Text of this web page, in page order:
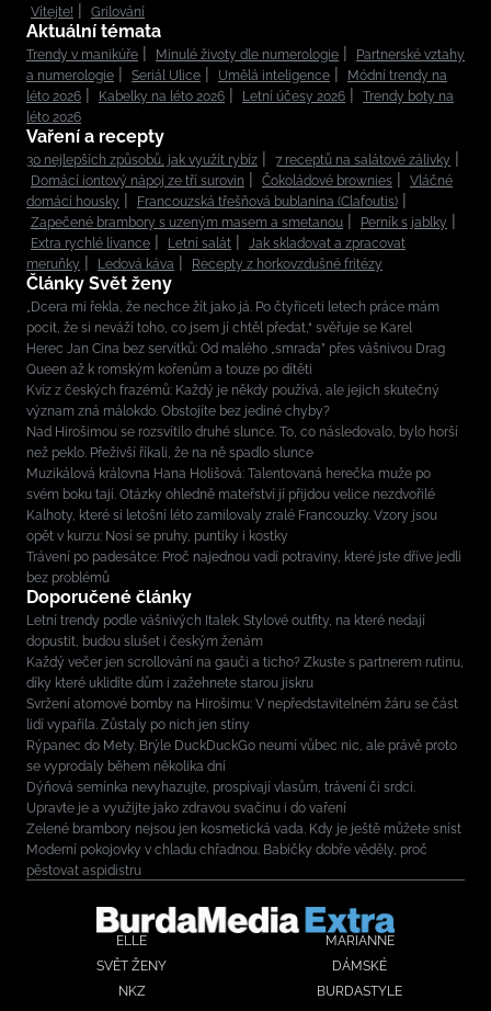
Vítejte!
Grilování
Aktuální témata
Trendy v manikúře Minulé životy dle numerologie
Partnerské vztahy
a numerologie
Seriál Ulice Umělá inteligence
Módní trendy na
léto 2026
Kabelky na léto 2026 Letní účesy 2026
Trendy boty na
léto 2026
Vaření a recepty
30 nejlepších způsobů, jak využít rybíz
7 receptů na salátové zálivky
Domácí iontový nápoj ze tří surovin
Čokoládové brownies
Vláčné
domácí housky
Francouzská třešňová bublanina (Clafoutis)
Zapečené brambory s uzeným masem a smetanou
Perník s jablky
Extra rychlé lívance
Letní salát
Jak skladovat a zpracovat
meruňky
Ledová káva Recepty z horkovzdušné fritézy
Články Svět ženy
„Dcera mi řekla, že nechce žít jako já. Po čtyřiceti letech práce mám
pocit, že si neváží toho, co jsem jí chtěl předat,“ svěřuje se Karel
Herec Jan Cina bez servítků: Od malého „smrada” přes vášnivou Drag
Queen až k romským kořenům a touze po dítěti
Kvíz z českých frazémů: Každý je někdy používá, ale jejich skutečný
význam zná málokdo. Obstojíte bez jediné chyby?
Nad Hirošimou se rozsvítilo druhé slunce. To, co následovalo, bylo horší
než peklo. Přeživší říkali, že na ně spadlo slunce
Muzikálová královna Hana Holišová: Talentovaná herečka muže po
svém boku tají. Otázky ohledně mateřství jí přijdou velice nezdvořilé
Kalhoty, které si letošní léto zamilovaly zralé Francouzky. Vzory jsou
opět v kurzu: Nosí se pruhy, puntíky i kostky
Trávení po padesátce: Proč najednou vadí potraviny, které jste dříve jedli
bez problémů
Doporučené články
Letní trendy podle vášnivých Italek. Stylové outfity, na které nedají
dopustit, budou slušet i českým ženám
Každý večer jen scrollování na gauči a ticho? Zkuste s partnerem rutinu,
díky které uklidíte dům i zažehnete starou jiskru
Svržení atomové bomby na Hirošimu: V nepředstavitelném žáru se část
lidí vypařila. Zůstaly po nich jen stíny
Rýpanec do Mety. Brýle DuckDuckGo neumí vůbec nic, ale právě proto
se vyprodaly během několika dní
Dýňová semínka nevyhazujte, prospívají vlasům, trávení či srdci.
Upravte je a využijte jako zdravou svačinu i do vaření
Zelené brambory nejsou jen kosmetická vada. Kdy je ještě můžete sníst
Moderní pokojovky v chladu chřadnou. Babičky dobře věděly, proč
pěstovat aspidistru
ELLE
MARIANNE
SVĚT ŽENY
DÁMSKÉ
NKZ
BURDASTYLE